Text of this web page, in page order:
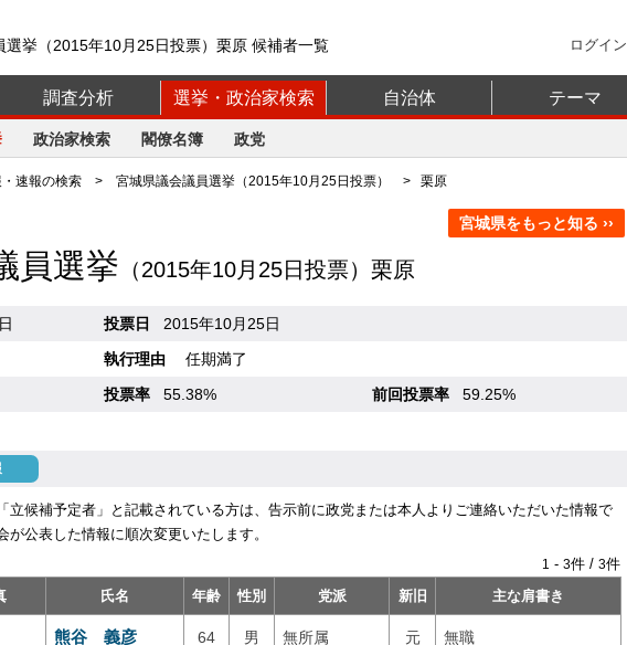
選挙（2015年10月25日投票）栗原 候補者一覧 ログイン
調査分析 選挙・政治家検索 自治体 テーマ
政治家検索 閣僚名簿 政党
速報の検索 > 宮城県議会議員選挙（2015年10月25日投票） > 栗原
宮城県をもっと知る ››
員選挙 （2015年10月25日投票）栗原
投票日
2015年10月25日
執行理由
任期満了
投票率 55.38% 前回投票率
59.25%
立候補予定者」と記載されている方は、告示前に政党または本人よりご連絡いただいた情報で
公表した情報に順次変更いたします。
1 - 3件 / 3件
氏名 年齢 性別 党派 新旧 主な肩書き
熊谷 義彦 64 男 無所属 元 無職